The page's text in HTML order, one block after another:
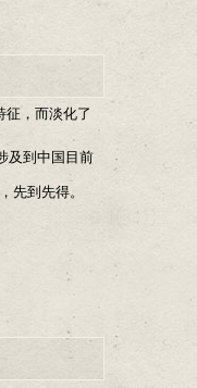
征，而淡化了
及到中国目前
先到先得。